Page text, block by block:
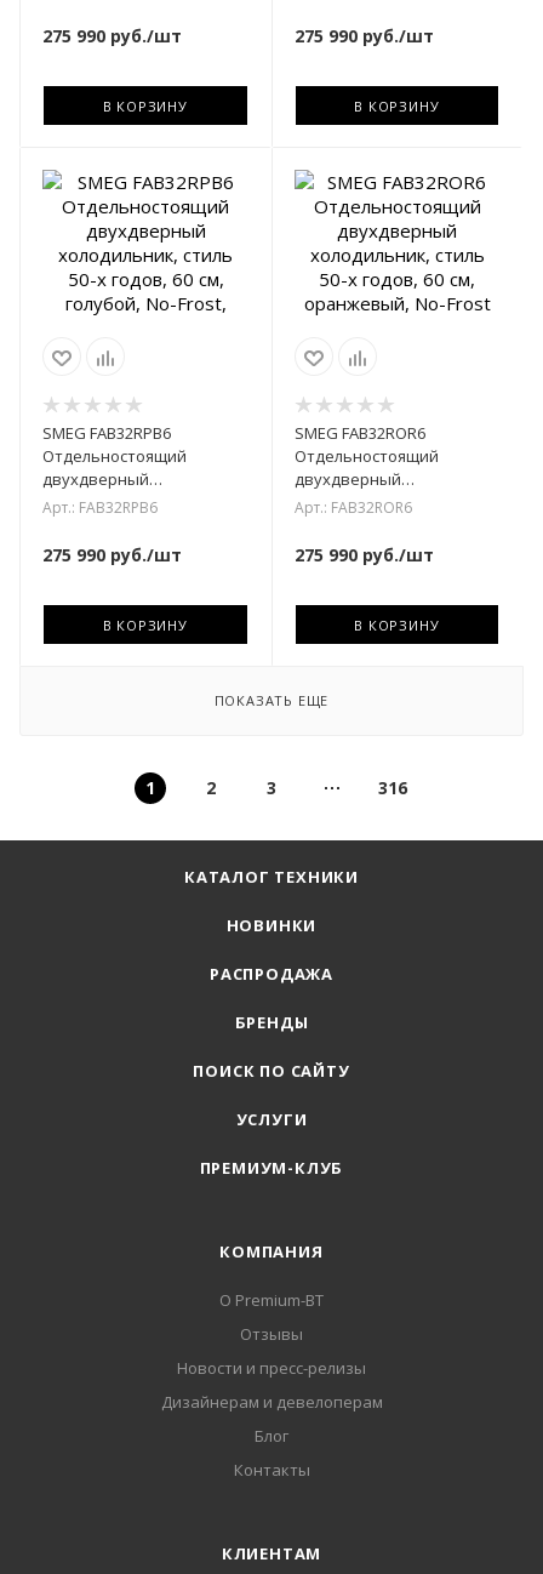
frost,
275 990 руб./шт
В КОРЗИНУ
зеленый, No-
275 990руб./шт
В КОРЗИНУ
SMEG FAB32RPB6
Отдельностоящий
двухдверный
холодильник, стиль 50-х
Frost,
Арт.: FAB32RPB6
275 990 руб./шт
В КОРЗИНУ
SMEG FAB32ROR6
Отдельностоящий
двухдверный
холодильник, стиль 50-х
No-Frost
Арт.: FAB32ROR6
275 990руб./шт
В КОРЗИНУ
ПОКАЗАТЬ ЕЩЕ
1 2 3 316
КАТАЛОГ ТЕХНИКИ
НОВИНКИ
РАСПРОДАЖА
БРЕНДЫ
ПОИСК ПО САЙТУ
УСЛУГИ
ПРЕМИУМ-КЛУБ
КОМПАНИЯ
О Premium-BT
Отзывы
Новости и пресс-релизы
Дизайнерам и девелоперам
Блог
Контакты
КЛИЕНТАМ